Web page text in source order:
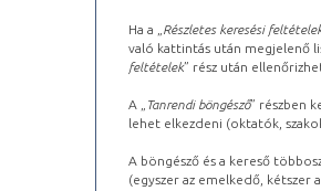
Ha a „ Részletes keresési
való kattintás után megjelenő
feltételek” rész után
A „ Tanrendi böngésző” részben
lehet elkezdeni (oktatók,
A böngésző és a kereső
(egyszer az emelkedő, kétszer